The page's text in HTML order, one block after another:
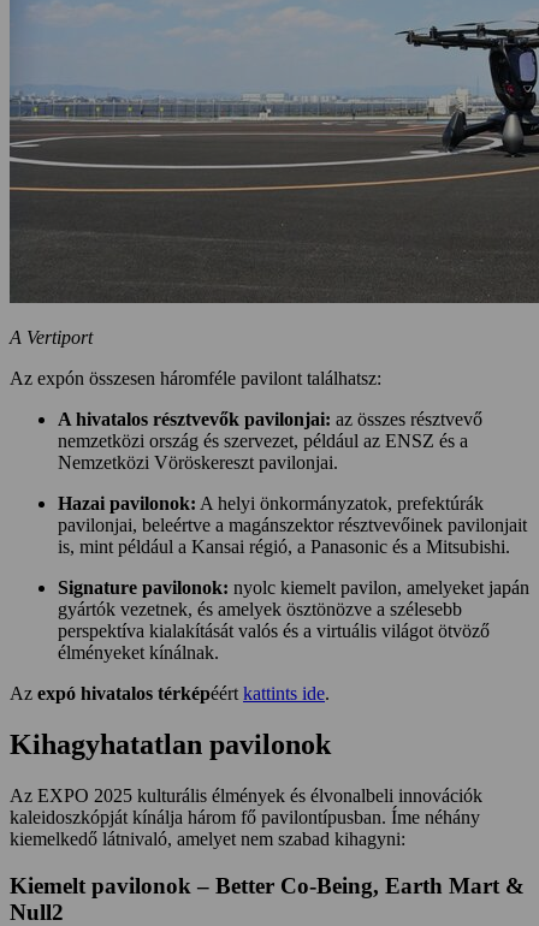
A Vertiport
Az expón összesen háromféle pavilont találhatsz:
A hivatalos résztvevők pavilonjai: az összes résztvevő
nemzetközi ország és szervezet, például az ENSZ és a
Nemzetközi Vöröskereszt pavilonjai.
Hazai pavilonok: A helyi önkormányzatok, prefektúrák
pavilonjai, beleértve a magánszektor résztvevőinek pavilonjait
is, mint például a Kansai régió, a Panasonic és a Mitsubishi.
Signature pavilonok: nyolc kiemelt pavilon, amelyeket japán
gyártók vezetnek, és amelyek ösztönözve a szélesebb
perspektíva kialakítását valós és a virtuális világot ötvöző
élményeket kínálnak.
Az expó hivatalos térképéért kattints ide.
Kihagyhatatlan pavilonok
Az EXPO 2025 kulturális élmények és élvonalbeli innovációk
kaleidoszkópját kínálja három fő pavilontípusban. Íme néhány
kiemelkedő látnivaló, amelyet nem szabad kihagyni:
Kiemelt pavilonok – Better Co-Being, Earth Mart &
Null2